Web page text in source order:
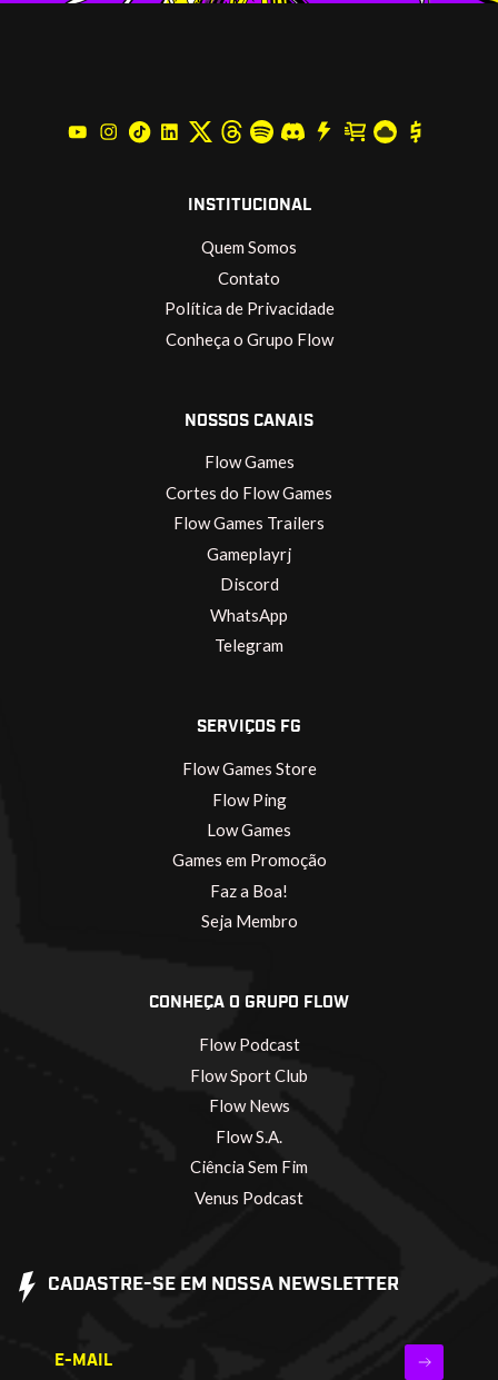
INSTITUCIONAL
Quem Somos
Contato
Política de Privacidade
Conheça o Grupo Flow
NOSSOS CANAIS
Flow Games
Cortes do Flow Games
Flow Games Trailers
Gameplayrj
Discord
WhatsApp
Telegram
SERVIÇOS FG
Flow Games Store
Flow Ping
Low Games
Games em Promoção
Faz a Boa!
Seja Membro
CONHEÇA O GRUPO FLOW
Flow Podcast
Flow Sport Club
Flow News
Flow S.A.
Ciência Sem Fim
Venus Podcast
CADASTRE-SE EM NOSSA NEWSLETTER
E-MAIL